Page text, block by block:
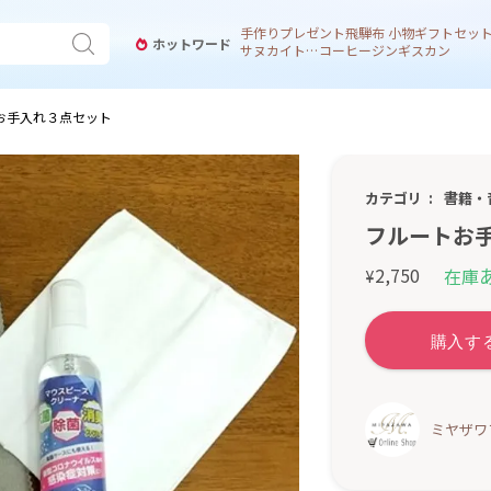
ホットワード
手作りプレゼント飛騨布 小物ギフトセッ
サヌカイト 風鈴コーヒージンギスカン
手入れ３点セット
カテゴリ 書籍・
フルートお
¥2,750 在庫
ミヤザ